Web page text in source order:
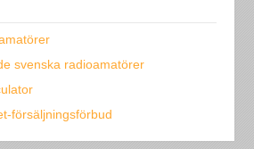
svenska radioamatörer
försäljningsförbud